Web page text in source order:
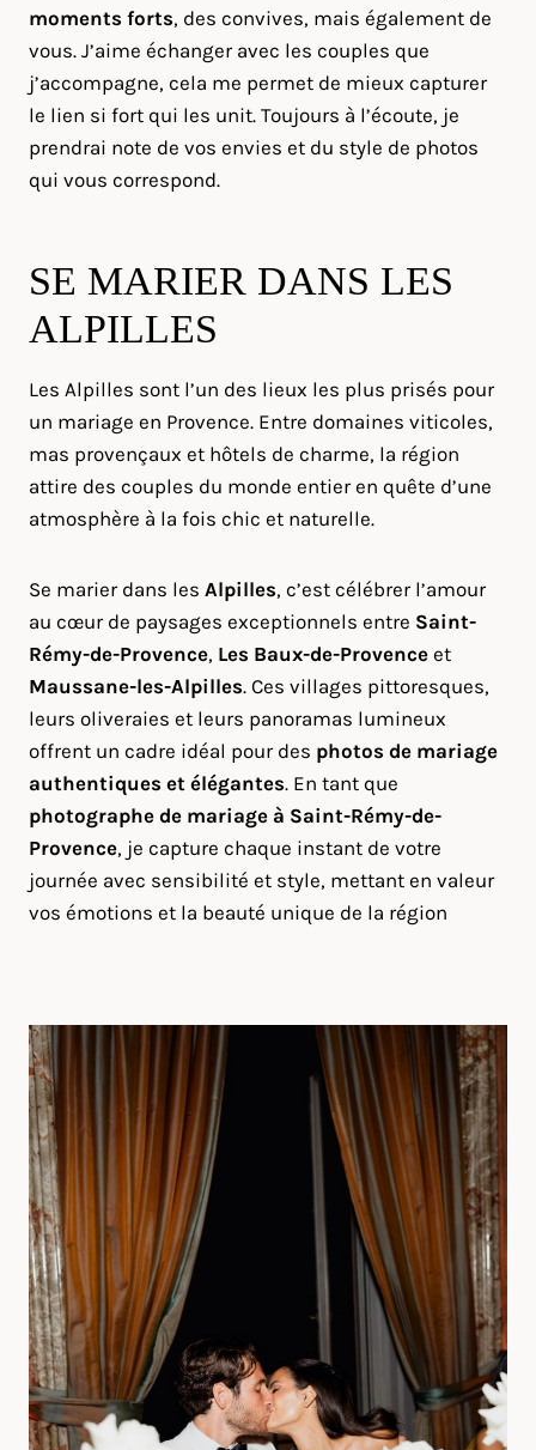
moments forts, des convives, mais également de
vous. J’aime échanger avec les couples que
j’accompagne, cela me permet de mieux capturer
le lien si fort qui les unit. Toujours à l’écoute, je
prendrai note de vos envies et du style de photos
qui vous correspond.
SE MARIER DANS LES
ALPILLES
Les Alpilles sont l’un des lieux les plus prisés pour
un mariage en Provence. Entre domaines viticoles,
mas provençaux et hôtels de charme, la région
attire des couples du monde entier en quête d’une
atmosphère à la fois chic et naturelle.
Se marier dans les Alpilles, c’est célébrer l’amour
au cœur de paysages exceptionnels entre Saint-
Rémy-de-Provence, Les Baux-de-Provence et
Maussane-les-Alpilles. Ces villages pittoresques,
leurs oliveraies et leurs panoramas lumineux
offrent un cadre idéal pour des photos de mariage
authentiques et élégantes. En tant que
photographe de mariage à Saint-Rémy-de-
Provence, je capture chaque instant de votre
journée avec sensibilité et style, mettant en valeur
vos émotions et la beauté unique de la région